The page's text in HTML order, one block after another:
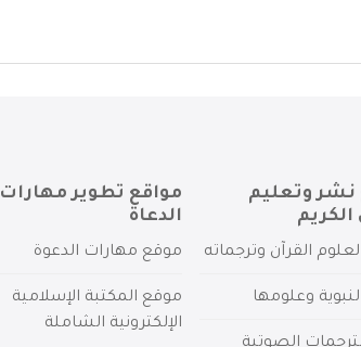
نشر وتعليم
الكريم
القرآن وترجماته
وعلومها
مواقع تطوير مهارات
الدعاة
موقع مهارات الدعوة
موقع المكتبة الإسلامية
الإلكترونية الشاملة